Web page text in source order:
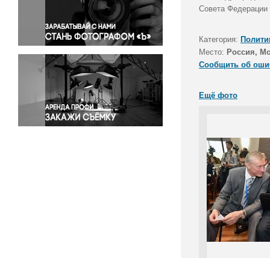
Правосудие
Происшествия и конфликты
Религия
Светская жизнь
Спорт
Экология
Экономика и бизнес
Совета Федерации
Категория:
Место: Россия,
Сообщить об
Ещё фото